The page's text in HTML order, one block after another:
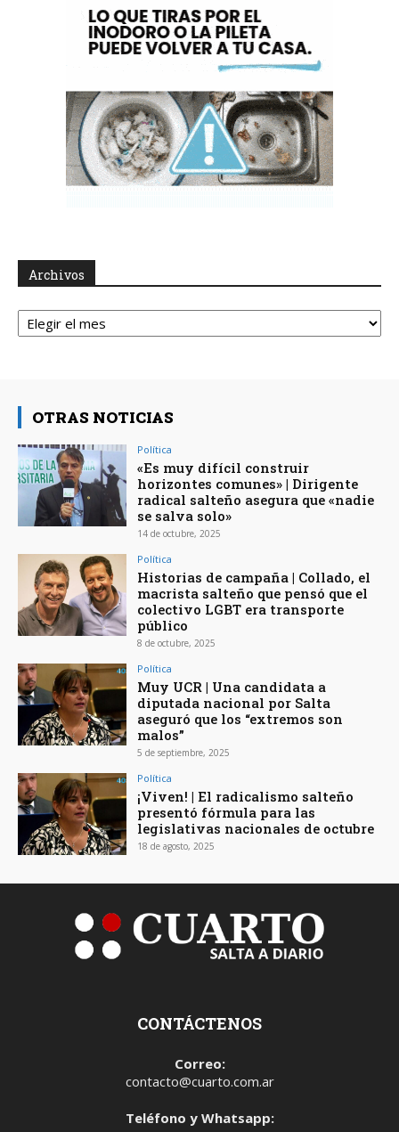
Archivos
Archivos
OTRAS NOTICIAS
Política
«Es muy difícil construir
horizontes comunes» | Dirigente
radical salteño asegura que «nadie
se salva solo»
14 de octubre, 2025
Política
Historias de campaña | Collado, el
macrista salteño que pensó que el
colectivo LGBT era transporte
público
8 de octubre, 2025
Política
Muy UCR | Una candidata a
diputada nacional por Salta
aseguró que los “extremos son
malos”
5 de septiembre, 2025
Política
¡Viven! | El radicalismo salteño
presentó fórmula para las
legislativas nacionales de octubre
18 de agosto, 2025
CONTÁCTENOS
Correo:
contacto@cuarto.com.ar
Teléfono y Whatsapp: